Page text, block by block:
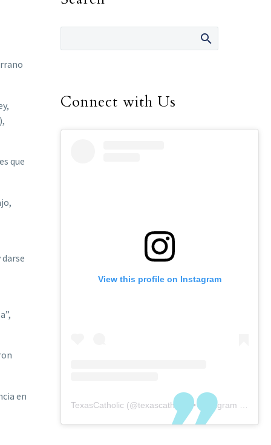
que
en
Connect with Us
View this profile on Instagram
TexasCatholic (@texascatholic ) • Instagram photos and videos